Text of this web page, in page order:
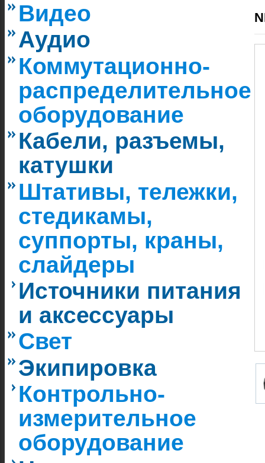
Видео
Аудио
Коммутационно-
распределительное
оборудование
Кабели, разъемы,
катушки
Штативы, тележки,
стедикамы,
суппорты, краны,
слайдеры
Источники питания
и аксессуары
Свет
Экипировка
Контрольно-
измерительное
оборудование